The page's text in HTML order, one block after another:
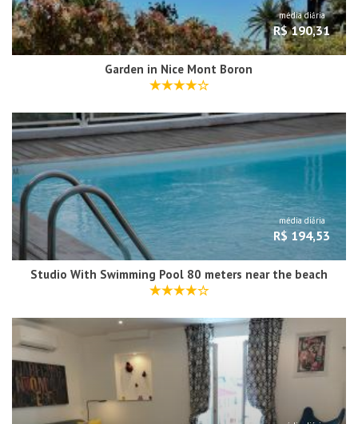
média diária
R$ 190,31
Garden in Nice Mont Boron
média diária
R$ 194,53
Studio With Swimming Pool 80 meters near the beach